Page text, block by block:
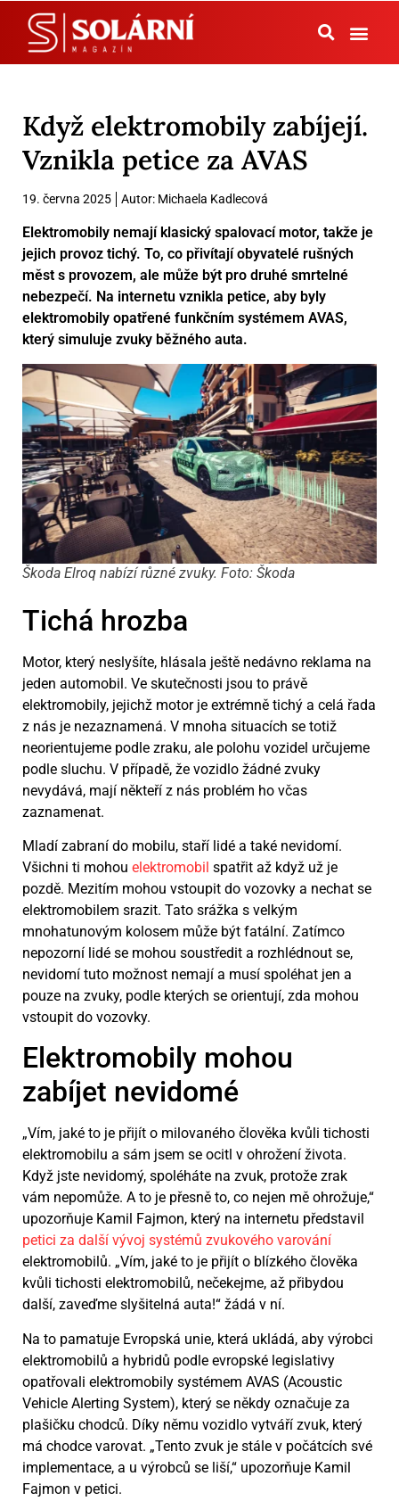
Když elektromobily zabíjejí.
Vznikla petice za AVAS
19. června 2025 Autor: Michaela Kadlecová
Elektromobily nemají klasický spalovací motor, takže je
jejich provoz tichý. To, co přivítají obyvatelé rušných
měst s provozem, ale může být pro druhé smrtelné
nebezpečí. Na internetu vznikla petice, aby byly
elektromobily opatřené funkčním systémem AVAS,
který simuluje zvuky běžného auta.
Škoda Elroq nabízí různé zvuky. Foto: Škoda
Tichá hrozba
Motor, který neslyšíte, hlásala ještě nedávno reklama na
jeden automobil. Ve skutečnosti jsou to právě
elektromobily, jejichž motor je extrémně tichý a celá řada
z nás je nezaznamená. V mnoha situacích se totiž
neorientujeme podle zraku, ale polohu vozidel určujeme
podle sluchu. V případě, že vozidlo žádné zvuky
nevydává, mají někteří z nás problém ho včas
zaznamenat.
Mladí zabraní do mobilu, staří lidé a také nevidomí.
Všichni ti mohou elektromobil spatřit až když už je
pozdě. Mezitím mohou vstoupit do vozovky a nechat se
elektromobilem srazit. Tato srážka s velkým
mnohatunovým kolosem může být fatální. Zatímco
nepozorní lidé se mohou soustředit a rozhlédnout se,
nevidomí tuto možnost nemají a musí spoléhat jen a
pouze na zvuky, podle kterých se orientují, zda mohou
vstoupit do vozovky.
Elektromobily mohou
zabíjet nevidomé
„Vím, jaké to je přijít o milovaného člověka kvůli tichosti
elektromobilu a sám jsem se ocitl v ohrožení života.
Když jste nevidomý, spoléháte na zvuk, protože zrak
vám nepomůže. A to je přesně to, co nejen mě ohrožuje,“
upozorňuje Kamil Fajmon, který na internetu představil
petici za další vývoj systémů zvukového varování
elektromobilů. „Vím, jaké to je přijít o blízkého člověka
kvůli tichosti elektromobilů, nečekejme, až přibydou
další, zaveďme slyšitelná auta!“ žádá v ní.
Na to pamatuje Evropská unie, která ukládá, aby výrobci
elektromobilů a hybridů podle evropské legislativy
opatřovali elektromobily systémem AVAS (Acoustic
Vehicle Alerting System), který se někdy označuje za
plašičku chodců. Díky němu vozidlo vytváří zvuk, který
má chodce varovat. „Tento zvuk je stále v počátcích své
implementace, a u výrobců se liší,“ upozorňuje Kamil
Fajmon v petici.